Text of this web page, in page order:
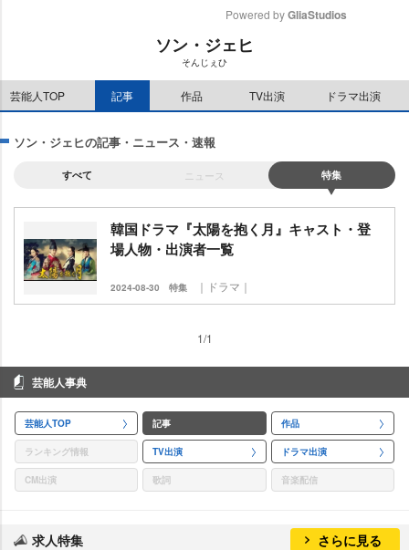
Powered by GliaStudios
ソン・ジェヒ
そんじぇひ
芸能人TOP 記事 作品 TV出演 ドラマ出演
ソン・ジェヒの記事・ニュース・速報
すべて ニュース 特集
韓国ドラマ『太陽を抱く月』キャスト・登
場人物・出演者一覧
2024-08-30 特集 ｜ドラマ｜
1/1
芸能人事典
芸能人TOP 記事 作品
ランキング情報 TV出演 ドラマ出演
CM出演 歌詞 音楽配信
求人特集 さらに見る